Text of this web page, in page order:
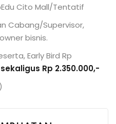
Cito Mall/Tentatif
Cabang/Supervisor,
bisnis.
Early Bird Rp
Rp 2.350.000,-